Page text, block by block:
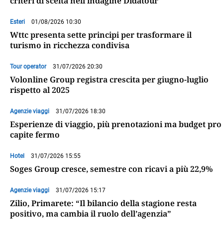
Esteri 01/08/2026 10:30
Wttc presenta sette principi per trasformare il
turismo in ricchezza condivisa
Tour operator 31/07/2026 20:30
Volonline Group registra crescita per giugno-luglio
rispetto al 2025
Agenzie viaggi 31/07/2026 18:30
Esperienze di viaggio, più prenotazioni ma budget pro
capite fermo
Hotel 31/07/2026 15:55
Soges Group cresce, semestre con ricavi a più 22,9%
Agenzie viaggi 31/07/2026 15:17
Zilio, Primarete: “Il bilancio della stagione resta
positivo, ma cambia il ruolo dell’agenzia”